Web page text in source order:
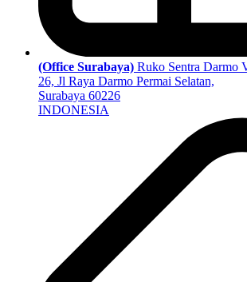
(Office Surabaya) Ruko Sentra Darmo
26, Jl Raya Darmo Permai Selatan,
Surabaya 60226
INDONESIA